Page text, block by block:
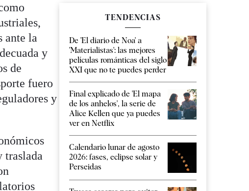
ante la
y
de
fuero
y
traslada
TENDENCIAS
De 'El diario de Noa' a
'Materialistas': las mejores
películas románticas del siglo
XXI que no te puedes perder
Final explicado de 'El mapa
de los anhelos', la serie de
Alice Kellen que ya puedes
ver en Netflix
Calendario lunar de agosto
2026: fases, eclipse solar y
Perseidas